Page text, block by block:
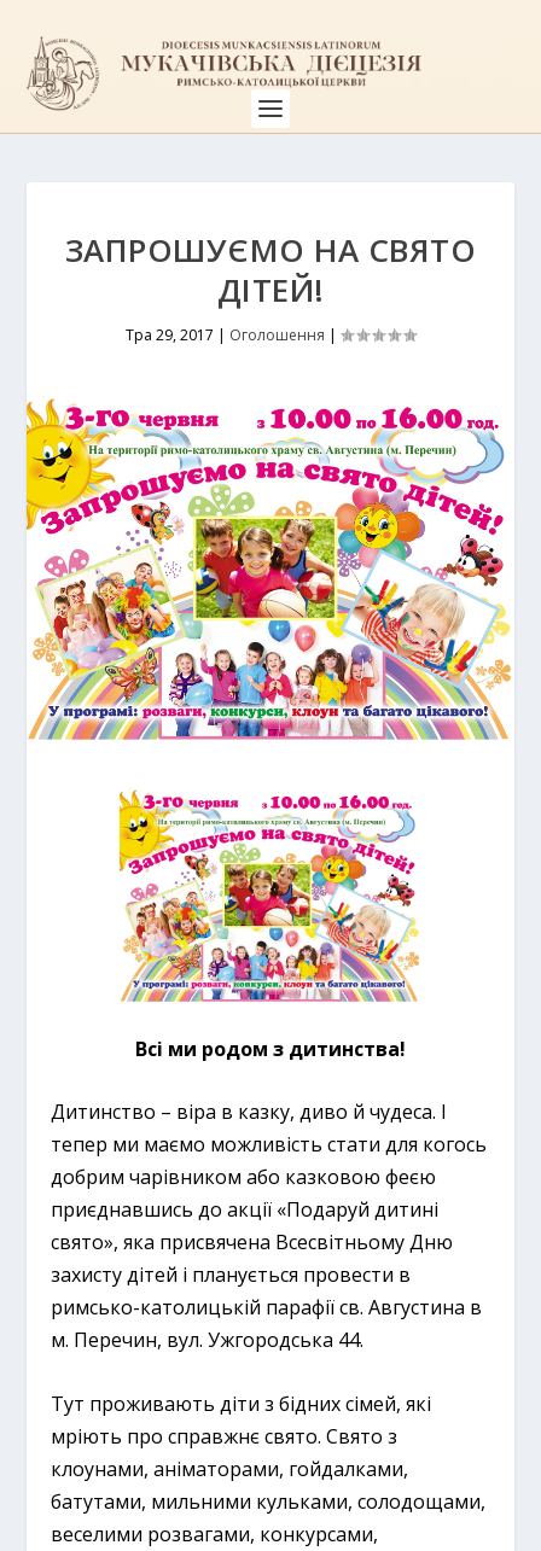
ЗАПРОШУЄМО НА СВЯТО
ДІТЕЙ!
Тра 29, 2017 | Оголошення |
Всі ми родом з дитинства!
Дитинство – віра в казку, диво й чудеса. І
тепер ми маємо можливість стати для когось
добрим чарівником або казковою феєю
приєднавшись до акції «Подаруй дитині
свято», яка присвячена Всесвітньому Дню
захисту дітей і планується провести в
римсько-католицькій парафії св. Августина в
м. Перечин, вул. Ужгородська 44.
Тут проживають діти з бідних сімей, які
мріють про справжнє свято. Свято з
клоунами, аніматорами, гойдалками,
батутами, мильними кульками, солодощами,
веселими розвагами, конкурсами,